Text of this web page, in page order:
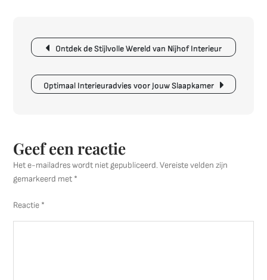
Oplossingen
voor
Woonruimte
Berichtnavigatie
Ontdek de Stijlvolle Wereld van Nijhof Interieur
Optimaal Interieuradvies voor Jouw Slaapkamer
Geef een reactie
Het e-mailadres wordt niet gepubliceerd. Vereiste velden zijn
gemarkeerd met *
Reactie *